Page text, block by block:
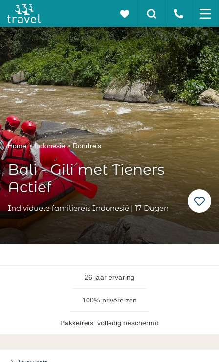
Home Indonesië Rondreis
Bali - Gili met Tieners
Actief
Individuele familiereis Indonesië | 17 Dagen
26 jaar ervaring
100% privéreizen
Pakketreis: volledig beschermd